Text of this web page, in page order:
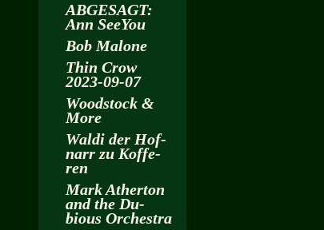
AB­GE­SAGT:
Ann SeeY­ou
Bob Ma­lo­ne
Thin Crow
2023-09-07
Wood­stock &
More
Waldi der Hof­
narr zu Kof­fe­
ren
Mark Ather­ton
and the Du­
bious Or­ches­tra